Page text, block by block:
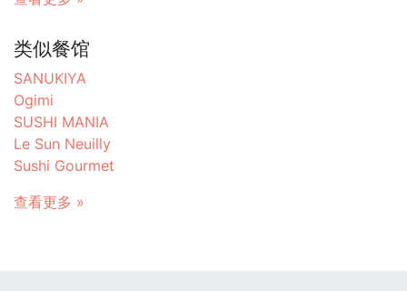
类似餐馆
SANUKIYA
Ogimi
SUSHI MANIA
Le Sun Neuilly
Sushi Gourmet
查看更多 »